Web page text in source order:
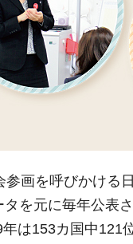
画を呼びかける
を元に毎年公表
は153カ国中121